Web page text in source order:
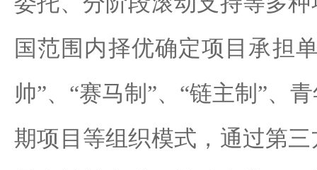
国范围内择优确定项目承担
帅”、“赛马制”、“链主制”、
期项目等组织模式，通过第